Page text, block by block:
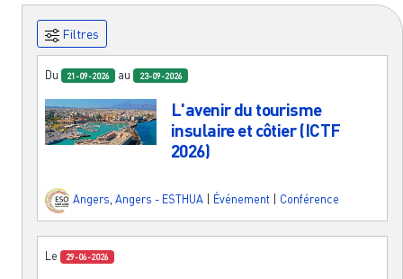
Filtres
Du 21-09-2026 au 23-09-2026
L'avenir du tourisme
insulaire et côtier (ICTF
2026)
Angers, Angers - ESTHUA Événement Conférence
Le 29-06-2026